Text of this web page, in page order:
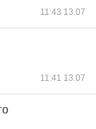
11:43 13.07
11:41 13.07